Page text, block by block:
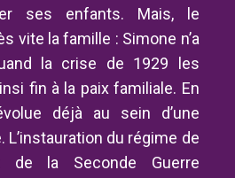
ses enfants. Mais, le
vite la famille : Simone n’a
la crise de 1929 les
fin à la paix familiale. En
déjà au sein d’une
du régime de
de la Seconde Guerre